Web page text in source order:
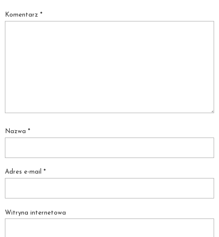
Komentarz *
Nazwa *
Adres e-mail *
Witryna internetowa